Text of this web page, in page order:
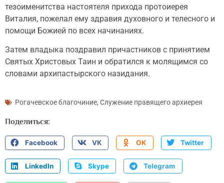
тезоименитства настоятеля прихода протоиерея
Виталия, пожелал ему здравия духовного и телесного и
помощи Божией по всех начинаниях.
Затем владыка поздравил причастников с принятием
Святых Христовых Таин и обратился к молящимся со
словами архипастырского назидания.
Рогачевское благочиние, Служение правящего архиерея
Поделиться:
Facebook VK OK Twitter
LinkedIn Skype Telegram